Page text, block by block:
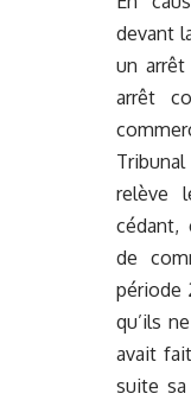
devant
un arrêt
arrêt
relève
cédant,
de
période
qu’ils
avait
suite